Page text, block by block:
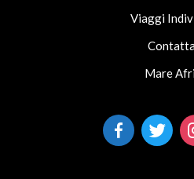
Viaggi
Mare
facebook-
alt
twitter